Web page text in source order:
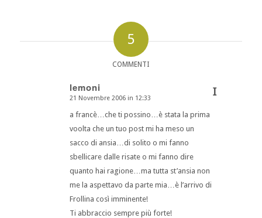
5
COMMENTI
lemoni
dice:
21 Novembre 2006 in 12:33
a francè…che ti possino…è stata la prima
voolta che un tuo post mi ha meso un
sacco di ansia…di solito o mi fanno
sbellicare dalle risate o mi fanno dire
quanto hai ragione…ma tutta st’ansia non
me la aspettavo da parte mia…è l’arrivo di
Frollina così imminente!
Ti abbraccio sempre più forte!
I